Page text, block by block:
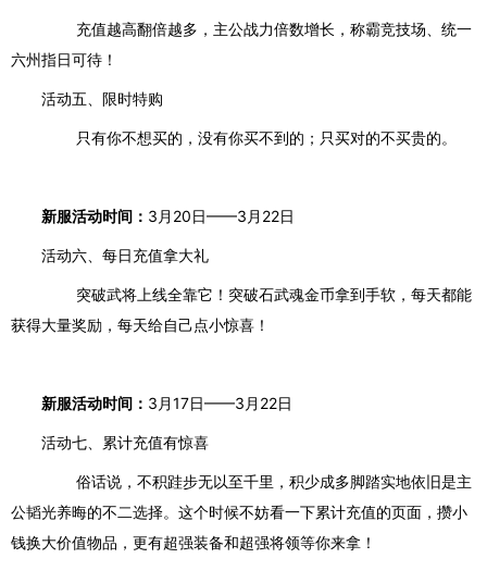
充值越高翻倍越多，主公战力倍数增长，称霸竞技场、统一
六州指日可待！
活动五、限时特购
只有你不想买的，没有你买不到的；只买对的不买贵的。
新服活动时间： 3月20日——3月22日
活动六、每日充值拿大礼
突破武将上线全靠它！突破石武魂金币拿到手软，每天都能
获得大量奖励，每天给自己点小惊喜！
新服活动时间： 3月17日——3月22日
活动七、累计充值有惊喜
俗话说，不积跬步无以至千里，积少成多脚踏实地依旧是主
公韬光养晦的不二选择。这个时候不妨看一下累计充值的页面，攒小
钱换大价值物品，更有超强装备和超强将领等你来拿！